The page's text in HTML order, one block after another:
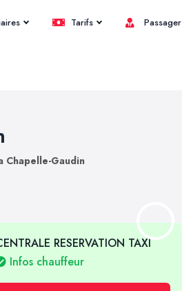
Tarifs Passager
Chapelle-Gaudin
RESERVATION TAXI
Infos chauffeur